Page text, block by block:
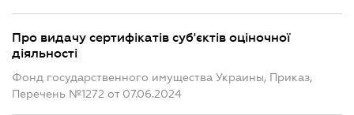
Про видачу сертифікатів суб'єктів оціночної
діяльності
Фонд государственного имущества Украины, Приказ,
Перечень №1272 от 07.06.2024